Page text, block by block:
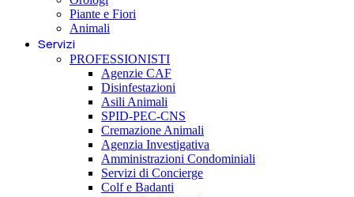
Piante e Fiori
Animali
Servizi
PROFESSIONISTI
Agenzie CAF
Disinfestazioni
Asili Animali
SPID-PEC-CNS
Cremazione Animali
Agenzia Investigativa
Amministrazioni Condominiali
Servizi di Concierge
Colf e Badanti